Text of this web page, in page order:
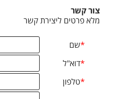
צור קשר
מלא פרטים ליצירת קשר